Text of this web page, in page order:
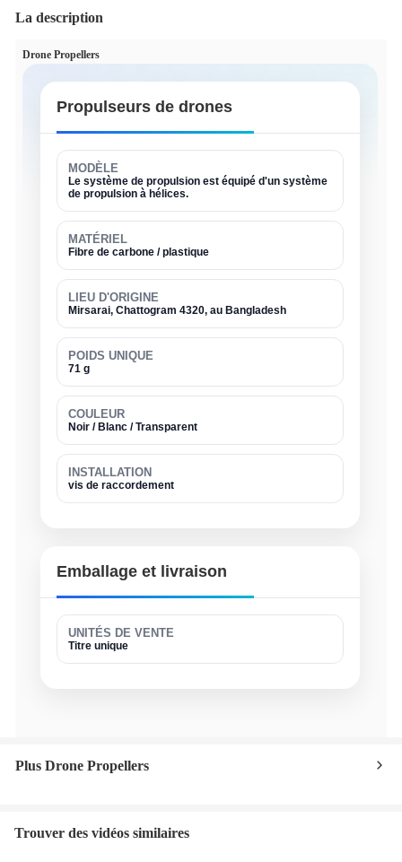
La description
Drone Propellers
Propulseurs de drones
MODÈLE
Le système de propulsion est équipé d'un système
de propulsion à hélices.
MATÉRIEL
Fibre de carbone / plastique
LIEU D'ORIGINE
Mirsarai, Chattogram 4320, au Bangladesh
POIDS UNIQUE
71 g
COULEUR
Noir / Blanc / Transparent
INSTALLATION
vis de raccordement
Emballage et livraison
UNITÉS DE VENTE
Titre unique
Plus Drone Propellers
Trouver des vidéos similaires